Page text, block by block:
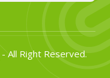
- All Right Reserved.